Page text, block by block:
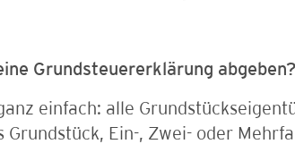
Grundsteuererklärung abgeben?
einfach: alle
Grundstück, Ein-, Zwei- oder